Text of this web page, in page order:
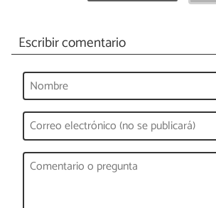
Escribir comentario